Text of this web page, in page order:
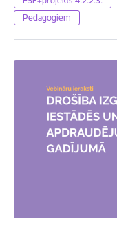
Pedagogiem